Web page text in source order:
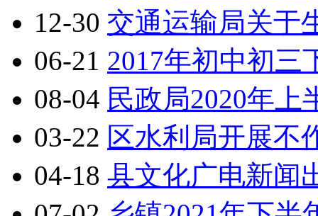
12-30 交通运输局关于
06-21 2017年初中初三
08-04 民政局2020年上
03-22 区水利局开展不
04-18 县文化广电新闻